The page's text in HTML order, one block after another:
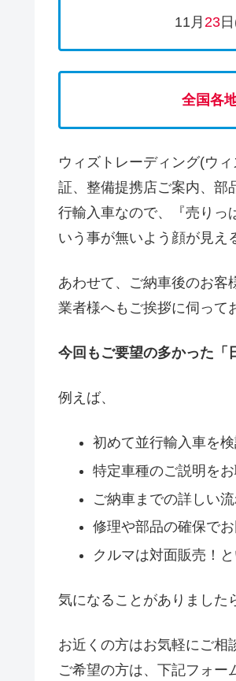
11月 23
全国各
ウィズトレーディング(ウ
証、整備提携店ご案内、部
行輸入車なので、『売りっ
いう事が無いよう顔が見え
あわせて、ご納車後のお客
業者様へもご挨拶に伺って
今回もご要望の多かった「
例えば、
初めて並行輸入車を
特定車種のご説明を
ご納車までの詳しい
修理や部品の確保で
クルマは対面販売！
気になることがありました
お近くの方はお気軽にご相
ご希望の方は、下記フォー